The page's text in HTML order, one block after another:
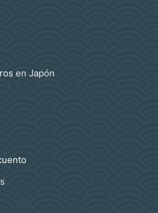
en Japón